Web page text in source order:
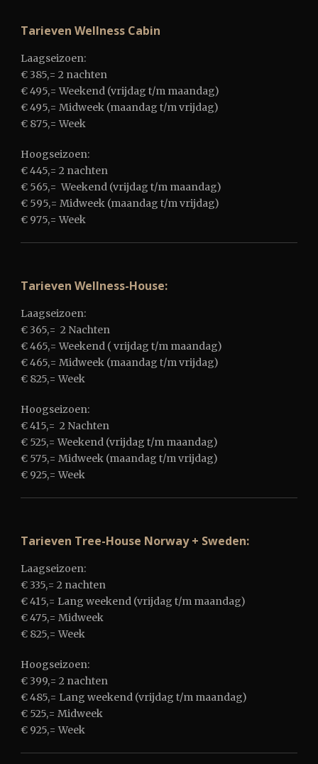
Tarieven Wellness Cabin
Laagseizoen:
€ 385,= 2 nachten
€ 495,= Weekend (vrijdag t/m maandag)
€ 495,= Midweek (maandag t/m vrijdag)
€ 875,= Week
Hoogseizoen:
€ 445,= 2 nachten
€ 565,= Weekend (vrijdag t/m maandag)
€ 595,= Midweek (maandag t/m vrijdag)
€ 975,= Week
Tarieven Wellness-House:
Laagseizoen:
€ 365,= 2 Nachten
€ 465,= Weekend ( vrijdag t/m maandag)
€ 465,= Midweek (maandag t/m vrijdag)
€ 825,= Week
Hoogseizoen:
€ 415,= 2 Nachten
€ 525,= Weekend (vrijdag t/m maandag)
€ 575,= Midweek (maandag t/m vrijdag)
€ 925,= Week
Tarieven Tree-House Norway + Sweden:
Laagseizoen:
€ 335,= 2 nachten
€ 415,= Lang weekend (vrijdag t/m maandag)
€ 475,= Midweek
€ 825,= Week
Hoogseizoen:
€ 399,= 2 nachten
€ 485,= Lang weekend (vrijdag t/m maandag)
€ 525,= Midweek
€ 925,= Week